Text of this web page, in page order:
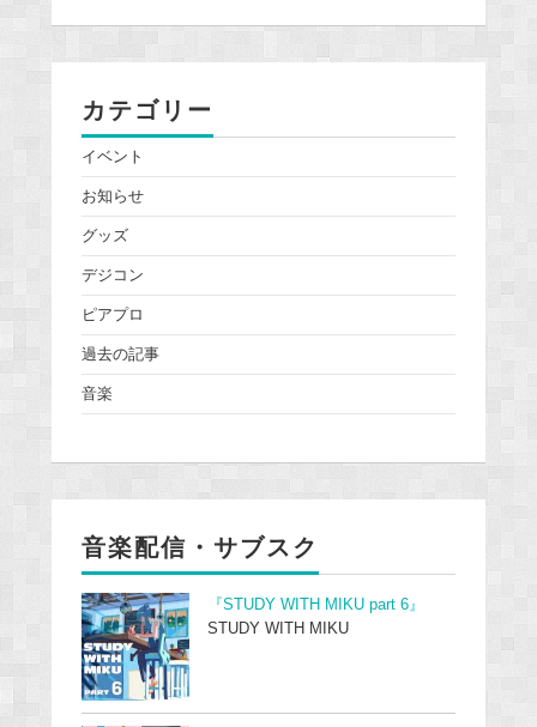
カテゴリー
イベント
お知らせ
グッズ
デジコン
ピアプロ
過去の記事
音楽
音楽配信・サブスク
『STUDY WITH MIKU part 6』
STUDY WITH MIKU